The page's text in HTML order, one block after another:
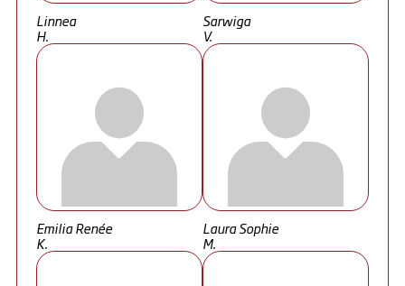
Linnea
H.
Sarwiga
V.
Emilia Renée
K.
Laura Sophie
M.